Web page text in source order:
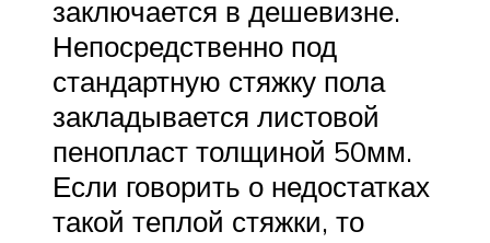
заключается в дешевизне.
Непосредственно под
стандартную стяжку пола
закладывается листовой
пенопласт толщиной 50мм.
Если говорить о недостатках
такой теплой стяжки, то